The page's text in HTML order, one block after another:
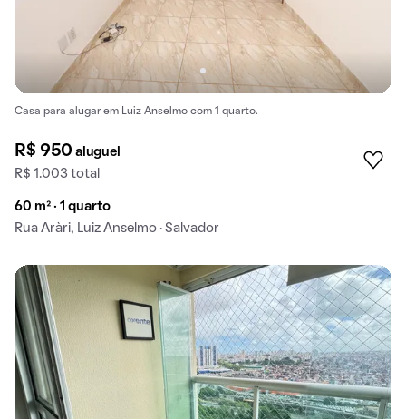
Casa para alugar em Luiz Anselmo com 1 quarto.
R$ 950aluguel
R$ 1.003 total
60 m² · 1 quarto
Rua Aràri, Luiz Anselmo · Salvador